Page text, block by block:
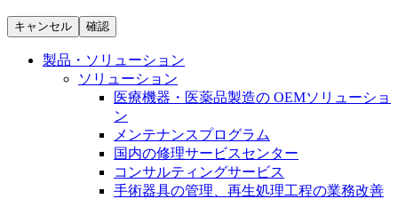
製品・診療領域
膝関節の構造とその疾患
身体の中で最も大きい関節である膝関節。日常の生活
を支える、その機能や特徴とは？傷めてしまった場合
には、どのような治療の選択肢があるのでしょう。
採用情報
私たちの責任
ニューススペース
キャンセル 確認
製品・ソリューション
ソリューション
医療機器・医薬品製造の OEMソリューショ
ン
メンテナンスプログラム
国内の修理サービスセンター
コンサルティングサービス
手術器具の管理、再生処理工程の業務改善